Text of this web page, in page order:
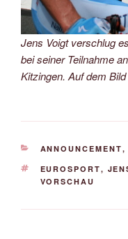
Jens Voigt verschlug
bei seiner Teilnahme
Kitzingen. Auf dem
KATEGORIEN
ANNOUNCEMENT,
SCHLAGWÖRTER
EUROSPORT,
VORSCHAU